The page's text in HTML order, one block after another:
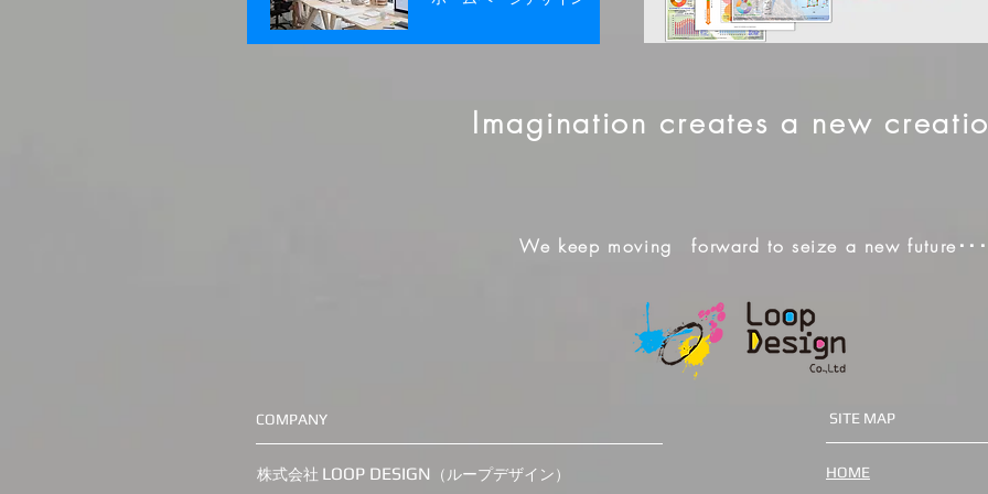
Imagination creates a new
We keep moving forward to seize a new future･･･
COMPANY
株式会社 LOOP DESIGN （ループデザイン）
SITE MAP
HOME